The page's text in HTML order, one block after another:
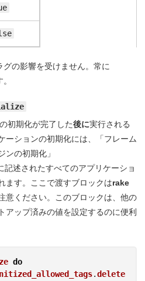
の影響を受けません。常に
初期化が完了した後に実行される
ーションの初期化には、「フレーム
ンの初期化」
記述されたすべてのアプリケーショ
ます。ここで渡すブロックはrake
意ください。このブロックは、他の
アップ済みの値を設定するのに便利
do
.delete